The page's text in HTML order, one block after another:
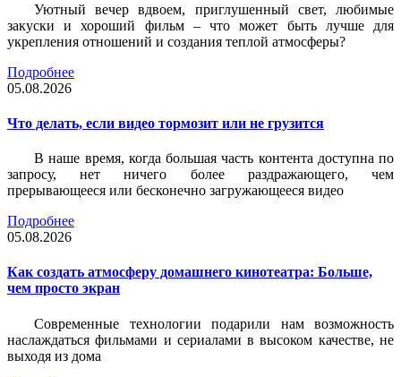
Уютный вечер вдвоем, приглушенный свет, любимые
закуски и хороший фильм – что может быть лучше для
укрепления отношений и создания теплой атмосферы?
Подробнее
05.08.2026
Что делать, если видео тормозит или не грузится
В наше время, когда большая часть контента доступна по
запросу, нет ничего более раздражающего, чем
прерывающееся или бесконечно загружающееся видео
Подробнее
05.08.2026
Как создать атмосферу домашнего кинотеатра: Больше,
чем просто экран
Современные технологии подарили нам возможность
наслаждаться фильмами и сериалами в высоком качестве, не
выходя из дома